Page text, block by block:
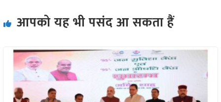
आपको यह भी पसंद आ सकता हैं